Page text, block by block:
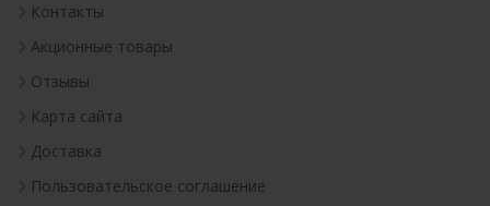
Контакты
Акционные товары
Отзывы
Карта сайта
Доставка
Пользовательское соглашение